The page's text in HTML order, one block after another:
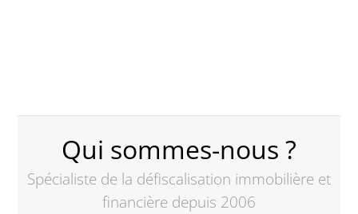
Qui sommes-nous ?
Spécialiste de la défiscalisation immobilière et
financière depuis 2006